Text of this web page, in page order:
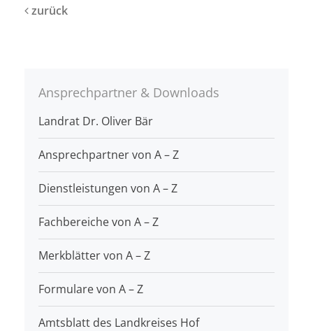
zurück
Ansprechpartner & Downloads
Landrat Dr. Oliver Bär
Ansprechpartner von A – Z
Dienstleistungen von A – Z
Fachbereiche von A – Z
Merkblätter von A – Z
Formulare von A – Z
Amtsblatt des Landkreises Hof